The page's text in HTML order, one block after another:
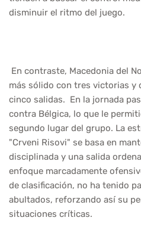
disminuir el ritmo del juego.
En contraste, Macedonia del
más sólido con tres victorias y
cinco salidas. En la jornada
contra Bélgica, lo que le
segundo lugar del grupo. La
"Crveni Risovi" se basa en
disciplinada y una salida
enfoque marcadamente
de clasificación, no ha tenido
abultados, reforzando así su
situaciones críticas.